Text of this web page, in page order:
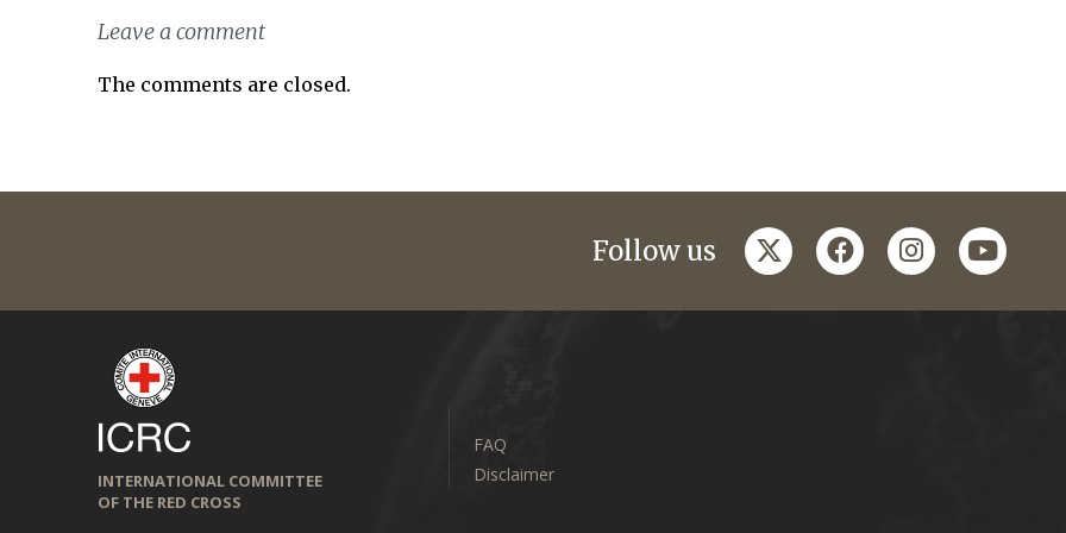
Leave a comment
The comments are closed.
Follow us twitterfacebookinstagram
INTERNATIONAL COMMITTEE
OF THE RED CROSS
FAQ
Disclaimer